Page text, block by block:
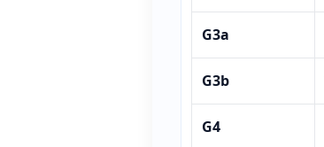
G3a
G3b
G4